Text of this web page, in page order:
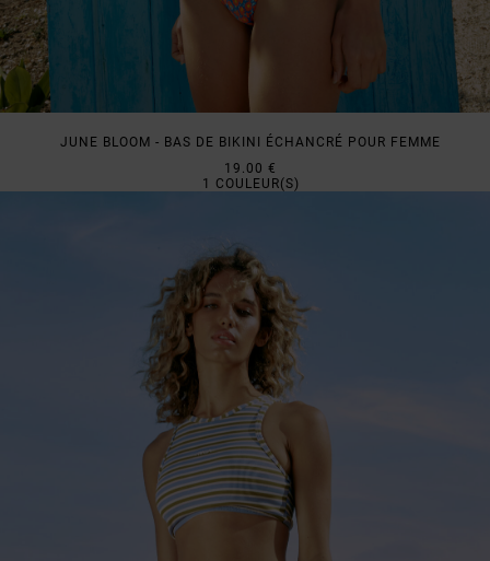
JUNE BLOOM - BAS DE BIKINI ÉCHANCRÉ POUR FEMME
19.00 €
1
COULEUR(S)